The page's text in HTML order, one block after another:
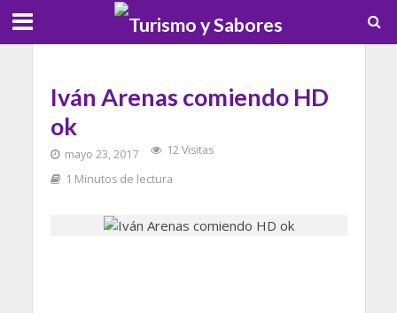
Iván Arenas comiendo HD
ok
mayo 23, 2017
12 Visitas
1 Minutos de lectura